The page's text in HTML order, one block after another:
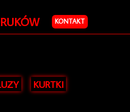
KONTAKT
KURTKI